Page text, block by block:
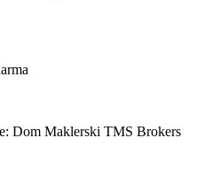
Dom Maklerski TMS Brokers